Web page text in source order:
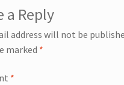
a Reply
address will not be
marked *
*